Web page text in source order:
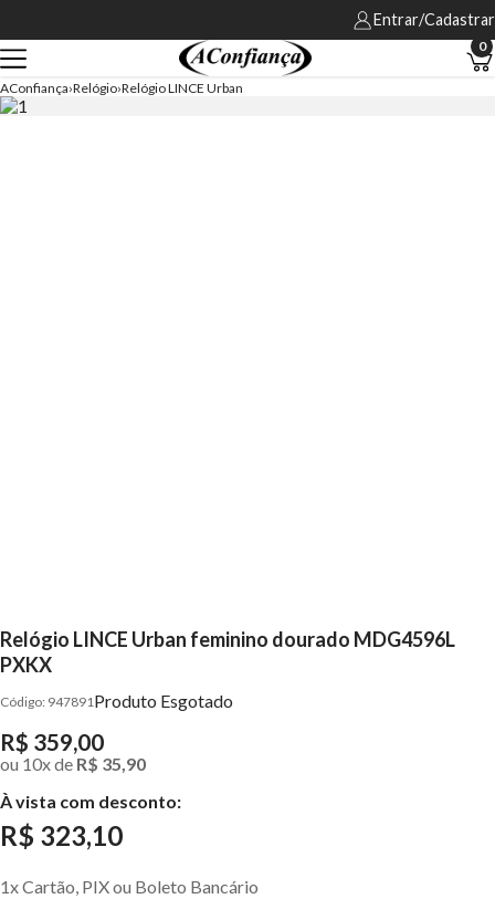
Entrar/Cadastrar
0
AConfiança Relógio Relógio LINCE Urban
Relógio LINCE Urban feminino dourado MDG4596L
PXKX
947891 Produto Esgotado
R$ 359,00
ou 10xde R$ 35,90
À vista com desconto:
R$ 323,10
1x Cartão, PIX ou Boleto Bancário